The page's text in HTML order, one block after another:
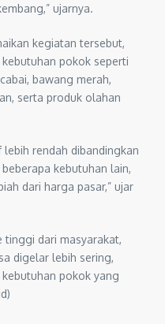
ujarnya.
kegiatan tersebut,
pokok seperti
bawang merah,
serta produk olahan
rendah dibandingkan
kebutuhan lain,
dari harga pasar,” ujar
tinggi dari masyarakat,
digelar lebih sering,
pokok yang